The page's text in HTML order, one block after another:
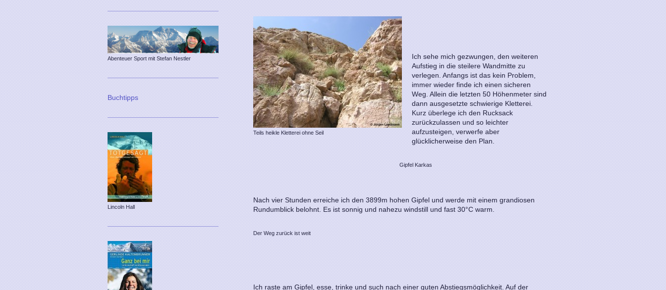
Teils heikle Kletterei ohne Seil
Ich sehe mich gezwungen, den weiteren
Aufstieg in die steilere Wandmitte zu
verlegen. Anfangs ist das kein Problem,
immer wieder finde ich einen sicheren
Weg. Allein die letzten 50 Höhenmeter sind
dann ausgesetzte schwierige Kletterei.
Kurz überlege ich den Rucksack
zurückzulassen und so leichter
aufzusteigen, verwerfe aber
glücklicherweise den Plan.
Gipfel Karkas
Nach vier Stunden erreiche ich den 3899m hohen Gipfel und werde mit einem grandiosen
Rundumblick belohnt. Es ist sonnig und nahezu windstill und fast 30°C warm.
Der Weg zurück ist weit
Ich raste am Gipfel, esse, trinke und such nach einer guten Abstiegsmöglichkeit. Auf der
Abenteuer Sport mit Stefan Nestler
Buchtipps
Lincoln Hall